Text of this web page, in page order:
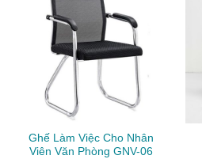
Ghế Làm Việc Cho Nhân
Viên Văn Phòng GNV-06